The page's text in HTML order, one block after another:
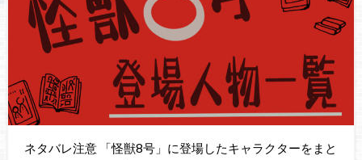
ネタバレ注意 「怪獣8号」に登場したキャラクターをまと